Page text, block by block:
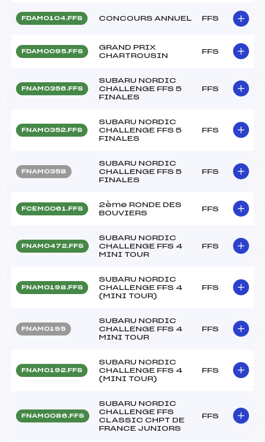
FDAM0104.FFS CONCOURS ANNUEL FFS
FDAM0095.FFS
GRAND PRIX
CHARTROUSIN
FFS
FNAM0356.FFS
SUBARU NORDIC
CHALLENGE FFS 5
FINALES
FFS
FNAM0352.FFS
SUBARU NORDIC
CHALLENGE FFS 5
FINALES
FFS
FNAM0358
SUBARU NORDIC
CHALLENGE FFS 5
FINALES
FFS
FCEM0061.FFS
2ème RONDE DES
BOUVIERS
FFS
FNAM0472.FFS
SUBARU NORDIC
CHALLENGE FFS 4
MINI TOUR
FFS
FNAM0198.FFS
SUBARU NORDIC
CHALLENGE FFS 4
(MINI TOUR)
FFS
FNAM0195
SUBARU NORDIC
CHALLENGE FFS 4
MINI TOUR
FFS
FNAM0192.FFS
SUBARU NORDIC
CHALLENGE FFS 4
(MINI TOUR)
FFS
FNAM0086.FFS
SUBARU NORDIC
CHALLENGE FFS
CLASSIC CHPT DE
FRANCE JUNIORS
FFS